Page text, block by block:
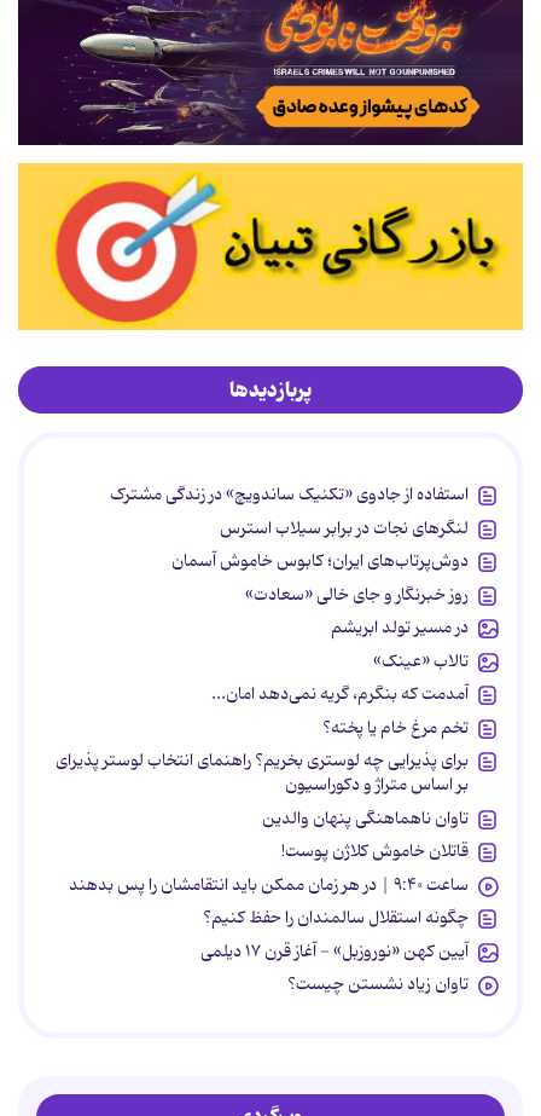
پربازدیدها
استفاده از جادوی «تکنیک ساندویچ» در زندگی مشترک
لنگرهای نجات در برابر سیلاب استرس
دوش‌پرتاب‌های ایران؛ کابوس خاموش آسمان
روز خبرنگار و جای خالی «سعادت»
در مسیر تولد ابریشم
تالاب «عینک»
آمدمت که بنگرم، گریه نمی‌دهد امان...
تخم مرغ خام یا پخته؟
برای پذیرایی چه لوستری بخریم؟ راهنمای انتخاب لوستر پذیرای
بر اساس متراژ و دکوراسیون
تاوان ناهماهنگی پنهان والدین
قاتلان خاموش کلاژن پوست!
ساعت ۹:۴۰ | در هر زمان ممکن باید انتقامشان را پس بدهند
چگونه استقلال سالمندان را حفظ کنیم؟
آیین کهن «نوروزبل» - آغاز قرن ۱۷ دیلمی
تاوان زیاد نشستن چیست؟